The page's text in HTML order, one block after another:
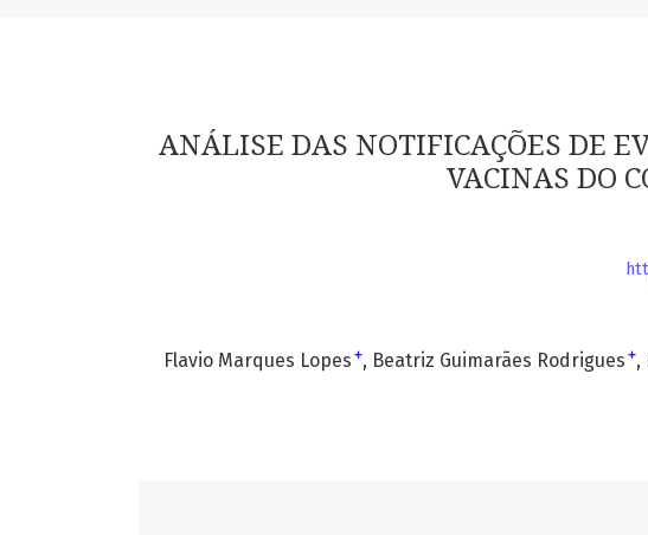
ANÁLISE DAS NOTIFICAÇÕES DE
VACINAS DO
Flavio Marques Lopes + Beatriz Guimarães Rodrigues +